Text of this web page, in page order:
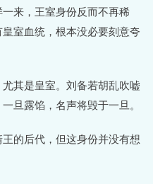
来，王室身份反而不再稀
室血统，根本没必要刻意夸
其是皇室。刘备若胡乱吹嘘
旦露馅，名声将毁于一旦。
的后代，但这身份并没有想